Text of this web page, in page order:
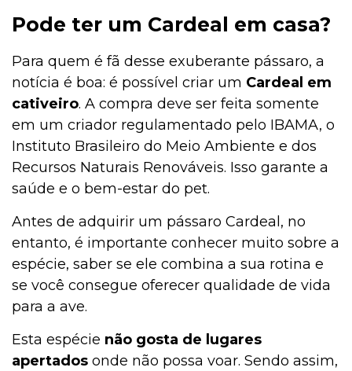
Alimentação
Adoção
Adoção
Adestramento e Bem-estar
Ações Sociais
Pode ter um Cardeal em casa?
Para quem é fã desse exuberante pássaro, a
notícia é boa: é possível criar um Cardeal em
cativeiro. A compra deve ser feita somente
em um criador regulamentado pelo IBAMA, o
Instituto Brasileiro do Meio Ambiente e dos
Recursos Naturais Renováveis. Isso garante a
saúde e o bem-estar do pet.
Antes de adquirir um pássaro Cardeal, no
entanto, é importante conhecer muito sobre a
espécie, saber se ele combina a sua rotina e
se você consegue oferecer qualidade de vida
para a ave.
Esta espécie não gosta de lugares
apertados onde não possa voar. Sendo assim,